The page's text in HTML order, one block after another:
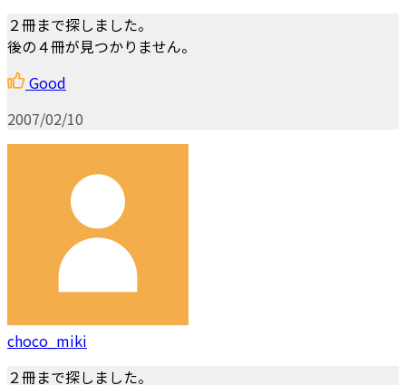
２冊まで探しました。
後の４冊が見つかりません。
Good
2007/02/10
choco_miki
２冊まで探しました。